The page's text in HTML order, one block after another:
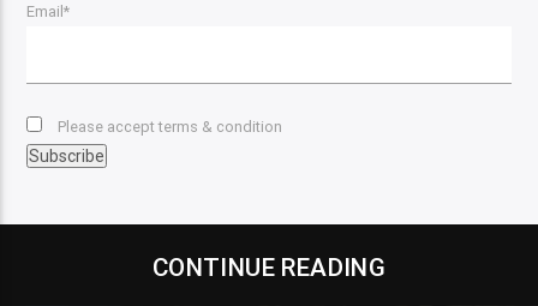
Email*
Please accept terms & condition
CONTINUE READING